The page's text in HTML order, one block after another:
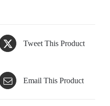
Tweet This Product
Email This Product